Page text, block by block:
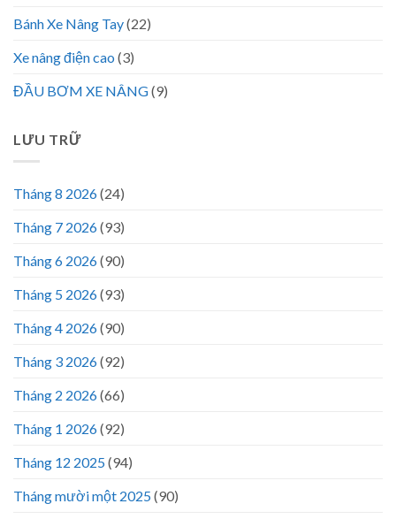
Bánh Xe Nâng Tay(22)
Xe nâng điện cao (3)
ĐẦU BƠM XE NÂNG(9)
LƯU TRỮ
Tháng 8 2026(24)
Tháng 7 2026(93)
Tháng 6 2026(90)
Tháng 5 2026(93)
Tháng 4 2026(90)
Tháng 3 2026(92)
Tháng 2 2026(66)
Tháng 1 2026(92)
Tháng 12 2025(94)
Tháng mười một 2025(90)